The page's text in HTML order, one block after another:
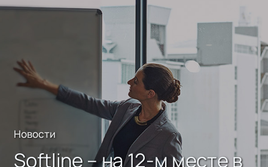
Новости
Softline – на 12-м месте в